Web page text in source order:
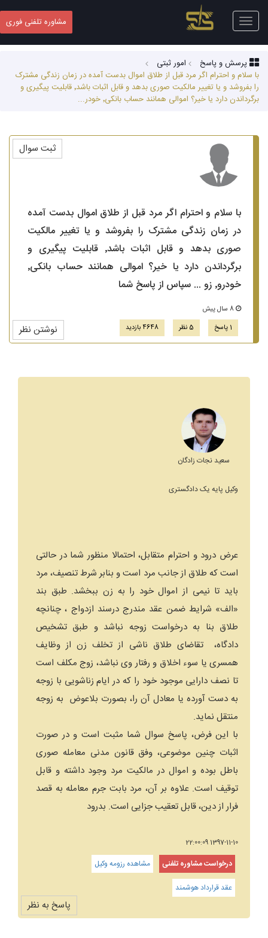
Toggle
navigation
مشاوره تلفنی فوری
پرسش و پاسخ
امور ثبتی
با سلام و احترام اگر مرد قبل از طلاق اموال بدست آمده در زمان زندگی مشترک
را بفروشد و یا تغییر مالکیت صوری بدهد و قابل اثبات باشد٬ قابلیت پیگیری و
برگرداندن دارد یا خیر؟ اموالی همانند حساب بانکی٬ خودر...
با سلام و احترام اگر مرد قبل از طلاق اموال بدست آمده
در زمان زندگی مشترک را بفروشد و یا تغییر مالکیت
صوری بدهد و قابل اثبات باشد٬ قابلیت پیگیری و
برگرداندن دارد یا خیر؟ اموالی همانند حساب بانکی٬
خودرو٬ زو ... سپاس از پاسخ شما
1 پاسخ
5 نظر 4648 بازدید نوشتن نظر
ثبت سوال
سعید نجات زادگان
وکیل پایه یک دادگستری
عرض درود و احترام متقابل، احتمالا منظور شما در حالتی
است که طلاق از جانب مرد است و بنابر شرط تنصیف، مرد
باید تا نیمی از اموال خود را به زن ببخشد. طبق بند
«الف» شرایط ضمن عقد مندرج درسند ازدواج ، چنانچه
طلاق بنا به درخواست زوجه نباشد و طبق تشخیص
دادگاه، تقاضای طلاق ناشی از تخلف زن از وظایف
همسری یا سوء اخلاق و رفتار وی نباشد، زوج مکلف است
تا نصف دارایی موجود خود را که در ایام زناشویی با زوجه
به دست آورده یا معادل آن را، بصورت بلاعوض به زوجه
منتقل نماید.
با این فرض، پاسخ سوال شما مثبت است و در صورت
اثبات چنین موضوعی، وفق قانون مدنی معامله صوری
باطل بوده و اموال در مالکیت مرد وجود داشته و قابل
توقیف است. علاوه بر آن، مرد بابت جرم معامله به قصد
فرار از دین، قابل تعقیب جزایی است. بدرود
1397-11-10 22:00:09
درخواست مشاوره تلفنی
مشاهده رزومه وکیل
عقد قرارداد هوشمند
پاسخ به نظر